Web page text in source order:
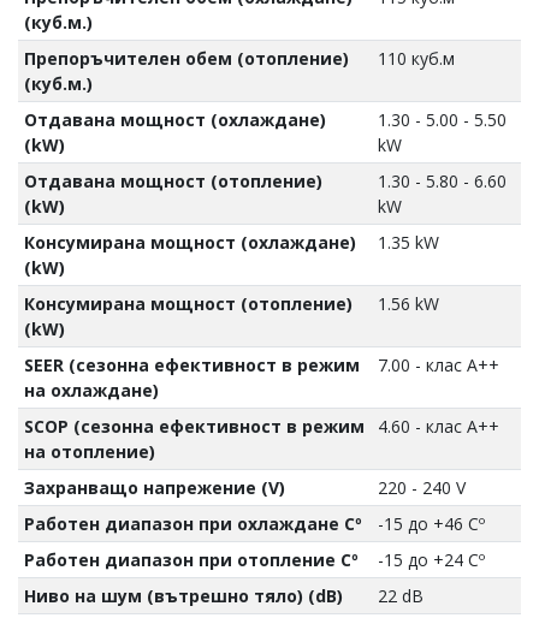
(куб.м.)
Препоръчителен обем (отопление)
(куб.м.)
110 куб.м
Отдавана мощност (охлаждане)
(kW)
1.30 - 5.00 - 5.50
kW
Отдавана мощност (отопление)
(kW)
1.30 - 5.80 - 6.60
kW
Консумирана мощност (охлаждане)
(kW)
1.35 kW
Консумирана мощност (отопление)
(kW)
1.56 kW
SEER (сезонна ефективност в режим
на охлаждане)
7.00 - клас A++
SCOP (сезонна ефективност в режим
на отопление)
4.60 - клас A++
Захранващо напрежение (V)
220 - 240 V
Работен диапазон при охлаждане Cº
-15 до +46 Cº
Работен диапазон при отопление Cº
-15 до +24 Cº
Ниво на шум (вътрешно тяло) (dB)
22 dB